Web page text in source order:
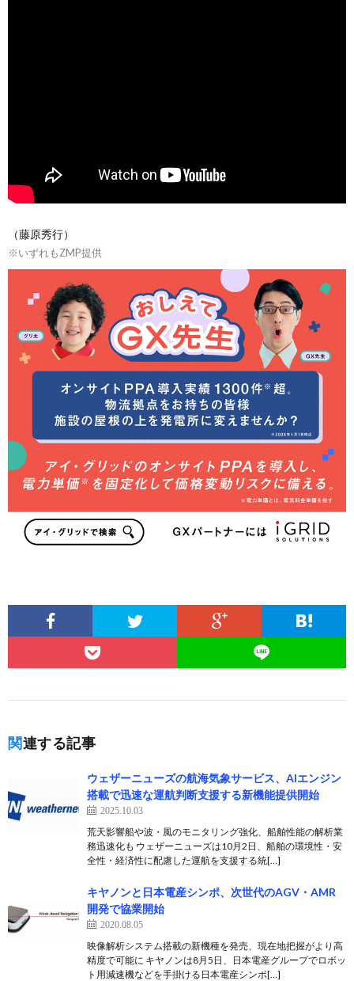
（藤原秀行）
※いずれもZMP提供
関連する記事
ウェザーニューズの航海気象サービス、AIエンジン
搭載で迅速な運航判断支援する新機能提供開始
2025.10.03
荒天影響船や波・風のモニタリング強化、船舶性能の解析業
務迅速化も ウェザーニューズは10月2日、船舶の環境性・安
全性・経済性に配慮した運航を支援する統[…]
キヤノンと日本電産シンポ、次世代のAGV・AMR
開発で協業開始
2020.08.05
映像解析システム搭載の新機種を発売、現在地把握がより高
精度で可能に キヤノンは8月5日、日本電産グループでロボッ
ト用減速機などを手掛ける日本電産シンポ[…]